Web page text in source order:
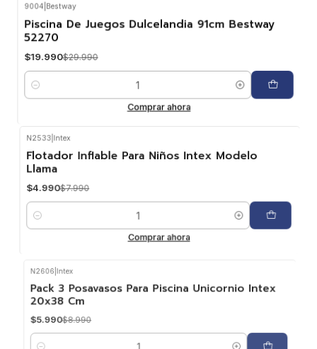
9004| Bestway
Piscina De Juegos Dulcelandia 91cm Bestway
52270
$19.990$29.990
Cantidad
Comprar ahora
-38%
N2533|Intex
Flotador Inflable Para Niños Intex Modelo
Llama
$4.990$7.990
Comprar ahora
-33%
N2606|Intex
Pack 3 Posavasos Para Piscina Unicornio Intex
20x38 Cm
$5.990$8.990